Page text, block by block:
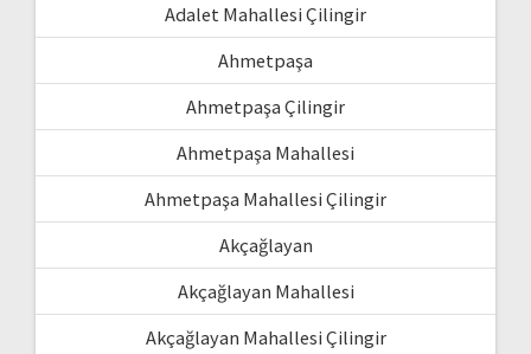
Adalet Mahallesi Çilingir
Ahmetpaşa
Ahmetpaşa Çilingir
Ahmetpaşa Mahallesi
Ahmetpaşa Mahallesi Çilingir
Akçağlayan
Akçağlayan Mahallesi
Akçağlayan Mahallesi Çilingir